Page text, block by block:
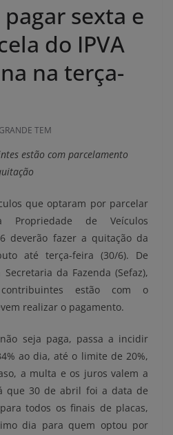
sexta e
do IPVA
na terça-
TEM
estão com parcelamento
que optaram por parcelar
de Veículos
deverão fazer a quitação da
até terça-feira (30/6). De
da Fazenda (Sefaz),
estão com o
realizar o pagamento.
seja paga, passa a incidir
ao dia, até o limite de 20%,
a multa e os juros valem a
que 30 de abril foi a data de
todos os finais de placas,
dia para quem optou por